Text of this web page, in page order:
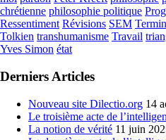
chrétienne philosophie politique
Ressentiment Révisions SEM
Tolkien transhumanisme Travail
Yves Simon état
Derniers Articles
Nouveau site Dilectio.org 14
Le troisième acte de
La notion de vérité 11 juin